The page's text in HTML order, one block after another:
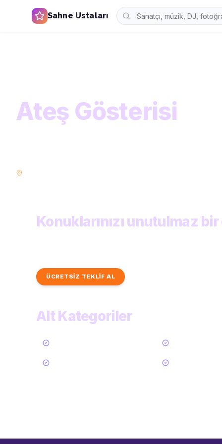
Sahne Ustaları
Ateş Gösterisi
Konuklarınızı unutulmaz
ÜCRETSİZ TEKLİF AL
Alt Kategoriler